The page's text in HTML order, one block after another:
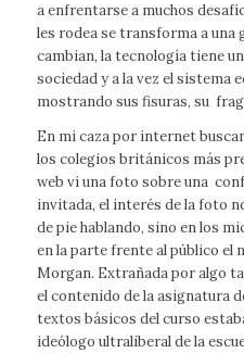
a enfrentarse a muchos
les rodea se transforma a una
cambian, la tecnología tiene
sociedad y a la vez el sistema
mostrando sus fisuras, su
En micazapor internet
los colegios británicos más
web vi una foto sobre una
invitada, el interés de la foto
de pie hablando, sino en los
en la parte frente al público el
Morgan. Extrañada por algo
el contenido de la asignatura
textos básicos del curso
ideólogo ultraliberal de la